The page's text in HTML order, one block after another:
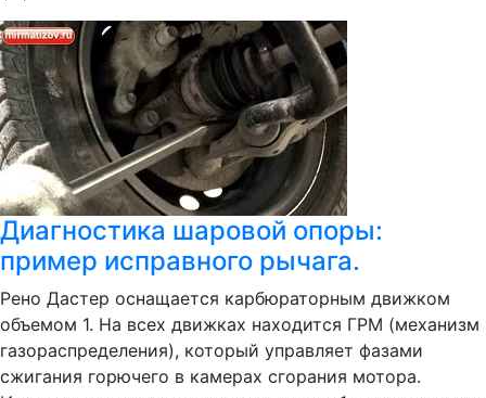
Диагностика шаровой опоры:
пример исправного рычага.
Рено Дастер оснащается карбюраторным движком
объемом 1. На всех движках находится ГРМ (механизм
газораспределения), который управляет фазами
сжигания горючего в камерах сгорания мотора.